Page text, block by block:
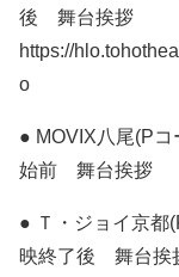
後 舞台挨拶
https://
o
● MOVIX八尾(P
始前 舞台挨拶
● Ｔ・ジョイ京
映終了後 舞台挨